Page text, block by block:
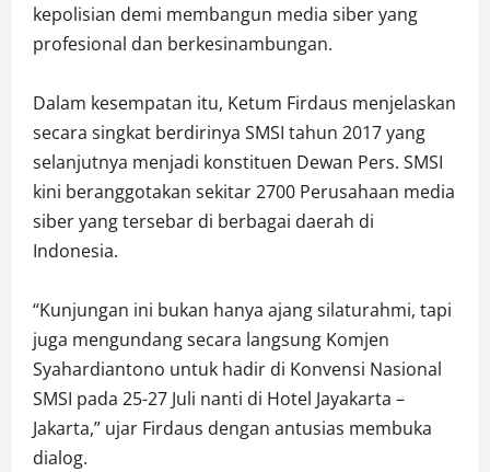
kepolisian demi membangun media siber yang
profesional dan berkesinambungan.
Dalam kesempatan itu, Ketum Firdaus menjelaskan
secara singkat berdirinya SMSI tahun 2017 yang
selanjutnya menjadi konstituen Dewan Pers. SMSI
kini beranggotakan sekitar 2700 Perusahaan media
siber yang tersebar di berbagai daerah di
Indonesia.
“Kunjungan ini bukan hanya ajang silaturahmi, tapi
juga mengundang secara langsung Komjen
Syahardiantono untuk hadir di Konvensi Nasional
SMSI pada 25-27 Juli nanti di Hotel Jayakarta –
Jakarta,” ujar Firdaus dengan antusias membuka
dialog.